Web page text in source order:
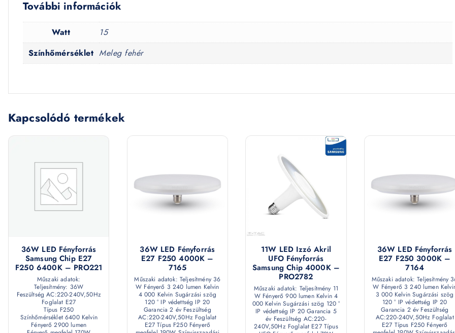
További információk
Watt
15
Színhőmérséklet Meleg fehér
Kapcsolódó termékek
36W LED Fényforrás
Samsung Chip E27
F250 6400K – PRO221
Műszaki adatok:
Teljesítmény: 36W
Feszültség AC:220-240V,50Hz
Foglalat E27
Típus F250
Színhőmérséklet 6400 Kelvin
Fényerő 2900 lumen
36W LED Fényforrás
E27 F250 4000K –
7165
Műszaki adatok: Teljesítmény 36
W Fényerő 3 240 lumen Kelvin
4 000 Kelvin Sugárzási szög
120 ° IP védettség IP 20
Garancia 2 év Feszültség
AC:220-240V,50Hz Foglalat
E27 Típus F250 Fényerő
11W LED Izzó Akril
UFO Fényforrás
Samsung Chip 4000K –
PRO2782
Műszaki adatok: Teljesítmény 11
W Fényerő 900 lumen Kelvin 4
000 Kelvin Sugárzási szög 120 °
IP védettség IP 20 Garancia 5
év Feszültség AC:220-
240V,50Hz Foglalat E27 Típus
36W LED Fényforrás
E27 F250 3000K –
7164
Műszaki adatok: Teljesítmény
W Fényerő 3 240 lumen
3 000 Kelvin Sugárzási szög
120 ° IP védettség IP 20
Garancia 2 év Feszültség
AC:220-240V,50Hz Foglalat
E27 Típus F250 Fényerő